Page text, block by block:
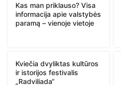
Kas man priklauso? Visa
informacija apie valstybės
paramą – vienoje vietoje
Kviečia dvyliktas kultūros
ir istorijos festivalis
„Radviliada“